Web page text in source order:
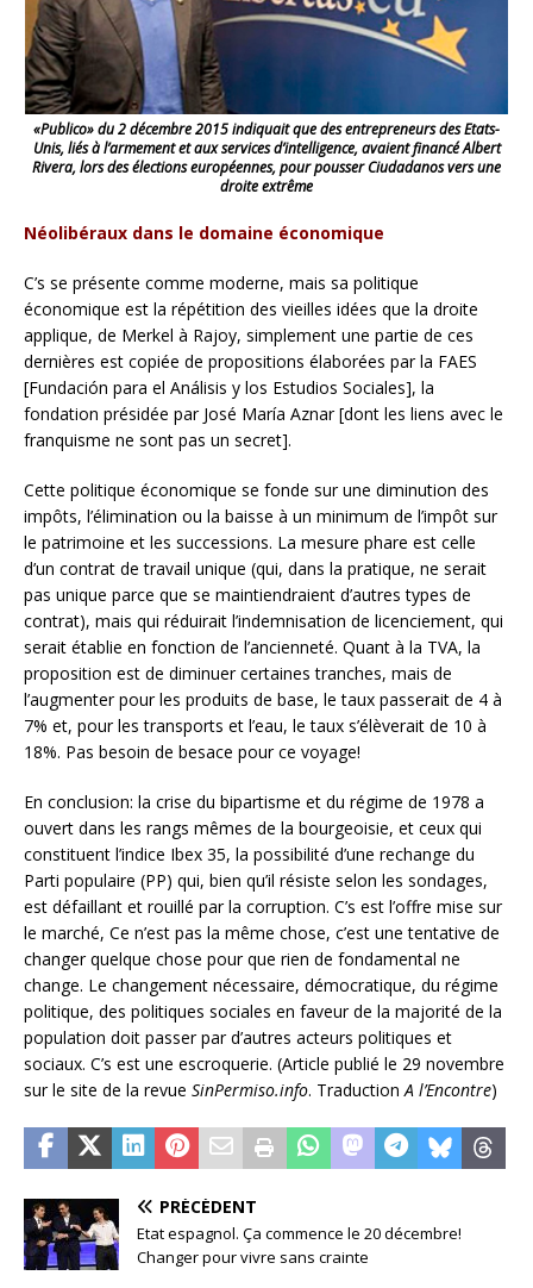
«Publico» du 2 décembre 2015 indiquait que des entrepreneurs des Etats-
Unis, liés à l’armement et aux services d’intelligence, avaient financé Albert
Rivera, lors des élections européennes, pour pousser Ciudadanos vers une
droite extrême
Néolibéraux dans le domaine économique
C’s se présente comme moderne, mais sa politique
économique est la répétition des vieilles idées que la droite
applique, de Merkel à Rajoy, simplement une partie de ces
dernières est copiée de propositions élaborées par la FAES
[Fundación para el Análisis y los Estudios Sociales], la
fondation présidée par José María Aznar [dont les liens avec le
franquisme ne sont pas un secret].
Cette politique économique se fonde sur une diminution des
impôts, l’élimination ou la baisse à un minimum de l’impôt sur
le patrimoine et les successions. La mesure phare est celle
d’un contrat de travail unique (qui, dans la pratique, ne serait
pas unique parce que se maintiendraient d’autres types de
contrat), mais qui réduirait l’indemnisation de licenciement, qui
serait établie en fonction de l’ancienneté. Quant à la TVA, la
proposition est de diminuer certaines tranches, mais de
l’augmenter pour les produits de base, le taux passerait de 4 à
7% et, pour les transports et l’eau, le taux s’élèverait de 10 à
18%. Pas besoin de besace pour ce voyage!
En conclusion: la crise du bipartisme et du régime de 1978 a
ouvert dans les rangs mêmes de la bourgeoisie, et ceux qui
constituent l’indice Ibex 35, la possibilité d’une rechange du
Parti populaire (PP) qui, bien qu’il résiste selon les sondages,
est défaillant et rouillé par la corruption. C’s est l’offre mise sur
le marché, Ce n’est pas la même chose, c’est une tentative de
changer quelque chose pour que rien de fondamental ne
change. Le changement nécessaire, démocratique, du régime
politique, des politiques sociales en faveur de la majorité de la
population doit passer par d’autres acteurs politiques et
sociaux. C’s est une escroquerie. (Article publié le 29 novembre
sur le site de la revue SinPermiso.info. TraductionA l’Encontre)
PRÉCÉDENT
Etat espagnol. Ça commence le 20 décembre!
Changer pour vivre sans crainte